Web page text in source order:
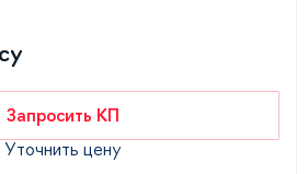
Запросить КП
Уточнить цену